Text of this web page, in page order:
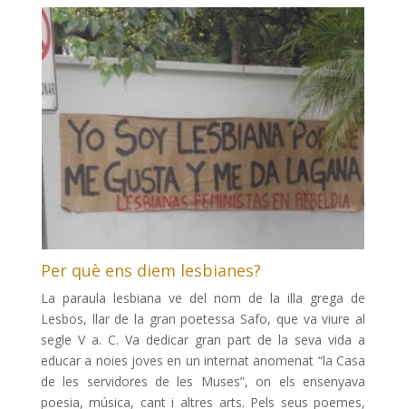
Per què ens diem lesbianes?
La paraula lesbiana ve del nom de la illa grega de
Lesbos, llar de la gran poetessa Safo, que va viure al
segle V a. C. Va dedicar gran part de la seva vida a
educar a noies joves en un internat anomenat “la Casa
de les servidores de les Muses”, on els ensenyava
poesia, música, cant i altres arts. Pels seus poemes,